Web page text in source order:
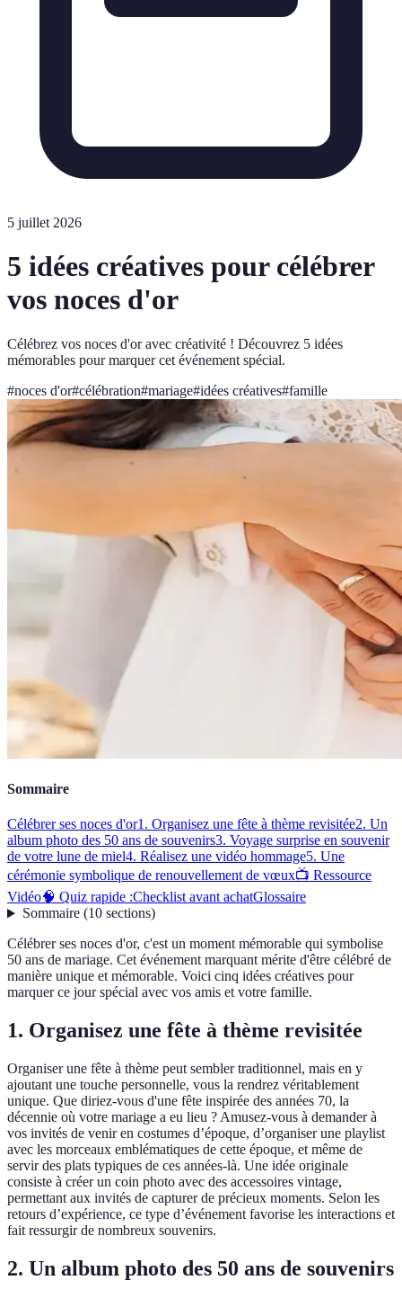
5 juillet 2026
5 idées créatives pour célébrer
vos noces d'or
Célébrez vos noces d'or avec créativité ! Découvrez 5 idées
mémorables pour marquer cet événement spécial.
#noces d'or#célébration#mariage#idées créatives#famille
Sommaire
Célébrer ses noces d'or1. Organisez une fête à thème revisitée2. Un
album photo des 50 ans de souvenirs3. Voyage surprise en souvenir
de votre lune de miel4. Réalisez une vidéo hommage5. Une
cérémonie symbolique de renouvellement de vœux📺 Ressource
Vidéo🧠 Quiz rapide :Checklist avant achatGlossaire
Sommaire(10 sections)
Célébrer ses noces d'or, c'est un moment mémorable qui symbolise
50 ans de mariage. Cet événement marquant mérite d'être célébré de
manière unique et mémorable. Voici cinq idées créatives pour
marquer ce jour spécial avec vos amis et votre famille.
1. Organisez une fête à thème revisitée
Organiser une fête à thème peut sembler traditionnel, mais en y
ajoutant une touche personnelle, vous la rendrez véritablement
unique. Que diriez-vous d'une fête inspirée des années 70, la
décennie où votre mariage a eu lieu ? Amusez-vous à demander à
vos invités de venir en costumes d’époque, d’organiser une playlist
avec les morceaux emblématiques de cette époque, et même de
servir des plats typiques de ces années-là. Une idée originale
consiste à créer un coin photo avec des accessoires vintage,
permettant aux invités de capturer de précieux moments. Selon les
retours d’expérience, ce type d’événement favorise les interactions et
fait ressurgir de nombreux souvenirs.
2. Un album photo des 50 ans de souvenirs